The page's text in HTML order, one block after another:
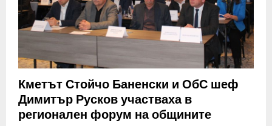
Кметът Стойчо Баненски и ОбС шеф
Димитър Русков участваха в
регионален форум на общините